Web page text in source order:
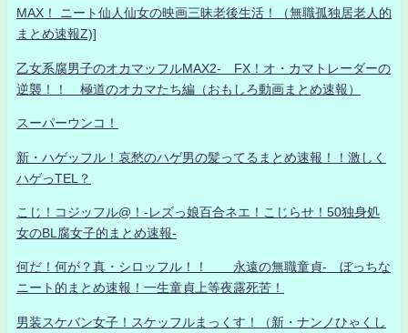
MAX！ ニート仙人仙女の映画三昧老後生活！（無職孤独居老人的
まとめ速報Z)]
乙女系腐男子のオカマッフルMAX2- FX！オ・カマトレーダーの
逆襲！！ 極道のオカマたち編（おもしろ動画まとめ速報）
スーパーウンコ！
新・ハゲッフル！哀愁のハゲ男の髪ってるまとめ速報！！激しく
ハゲっTEL？
こじ！コジッフル@！-レズっ娘百合ネエ！こじらせ！50独身処
女のBL腐女子的まとめ速報-
何だ！何が？真・シロッフル！！ 永遠の無職童貞- ぼっちな
ニート的まとめ速報！一生童貞上等夜露死苦！
男装スケバン女子！スケッフルまっくす！（新・ナンノひゃくし